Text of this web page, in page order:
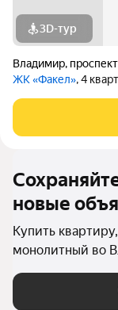
3D-тур
Владимир,
ЖК «Факел», 4
новые
Купить
монолитный во